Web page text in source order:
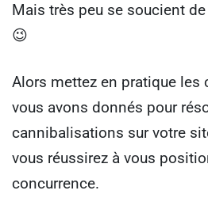
Mais très peu se soucient
😉
Alors mettez en pratique les
vous avons donnés pour
cannibalisations sur votre
vous réussirez à vous
concurrence.